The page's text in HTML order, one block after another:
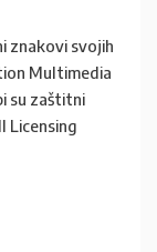
znakovi svojih
Multimedia
su zaštitni
Licensing